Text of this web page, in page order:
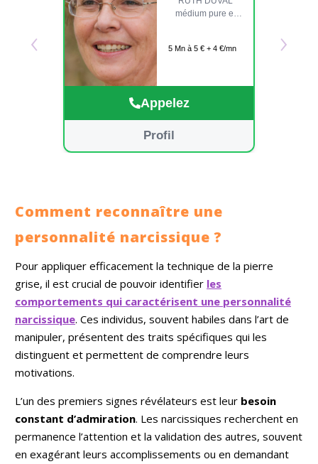
‹
médium pure et
naturellement
des réponses
messages, j’utilise
d’Indira, enrichis
par mes
connaissances en
J’accorde
également une
particulière à la
communication
animale, qui me
permet d’entrer en
lien avec vos
messages.
empathie et
bienveillance
de mes
5 Mn à 5 € + 4 €/mn
Appelez
Profil
›
Comment reconnaître une
personnalité narcissique ?
Pour appliquer efficacement la technique de la pierre
grise, il est crucial de pouvoir identifier les
comportements qui caractérisent une personnalité
narcissique. Ces individus, souvent habiles dans l’art de
manipuler, présentent des traits spécifiques qui les
distinguent et permettent de comprendre leurs
motivations.
L’un des premiers signes révélateurs est leur besoin
constant d’admiration. Les narcissiques recherchent en
permanence l’attention et la validation des autres, souvent
en exagérant leurs accomplissements ou en demandant